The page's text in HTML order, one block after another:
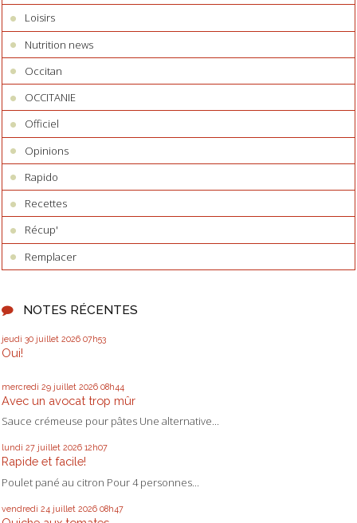
Loisirs
Nutrition news
Occitan
OCCITANIE
Officiel
Opinions
Rapido
Recettes
Récup'
Remplacer
NOTES RÉCENTES
jeudi 30 juillet 2026 07h53
Oui!
mercredi 29 juillet 2026 08h44
Avec un avocat trop mûr
Sauce crémeuse pour pâtes Une alternative...
lundi 27 juillet 2026 12h07
Rapide et facile!
Poulet pané au citron Pour 4 personnes...
vendredi 24 juillet 2026 08h47